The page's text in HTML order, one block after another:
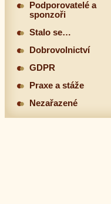
Podporovatelé a
sponzoři
Stalo se…
Dobrovolnictví
GDPR
Praxe a stáže
Nezařazené